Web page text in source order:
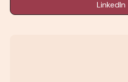
LinkedIn